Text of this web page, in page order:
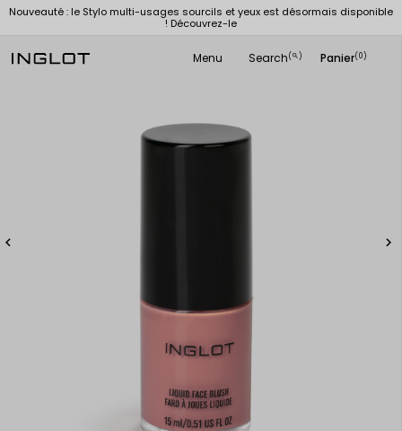
Nouveauté : le Stylo multi-usages sourcils et yeux est désormais disponible
! Découvrez-le
Menu Search(
search ) Panier(0)
 